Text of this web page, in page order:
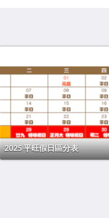
2025 平旺假日區分表